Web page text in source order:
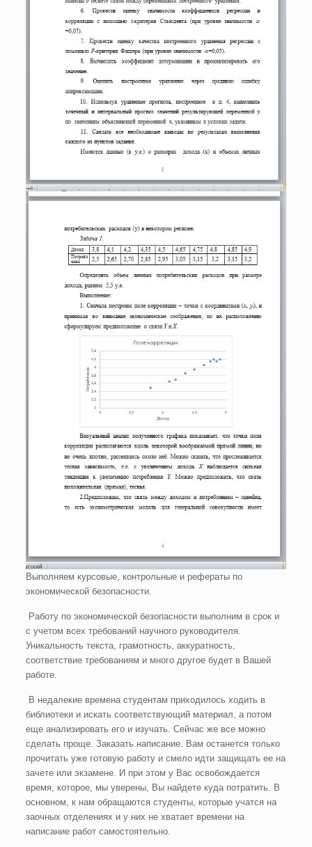
Выполняем курсовые, контрольные и рефераты по
экономической безопасности.
Работу по экономической безопасности выполним в срок и
с учетом всех требований научного руководителя.
Уникальность текста, грамотность, аккуратность,
соответствие требованиям и много другое будет в Вашей
работе.
В недалекие времена студентам приходилось ходить в
библиотеки и искать соответствующий материал, а потом
еще анализировать его и изучать. Сейчас же все можно
сделать проще. Заказать написание. Вам останется только
прочитать уже готовую работу и смело идти защищать ее на
зачете или экзамене. И при этом у Вас освобождается
время, которое, мы уверены, Вы найдете куда потратить. В
основном, к нам обращаются студенты, которые учатся на
заочных отделениях и у них не хватает времени на
написание работ самостоятельно.